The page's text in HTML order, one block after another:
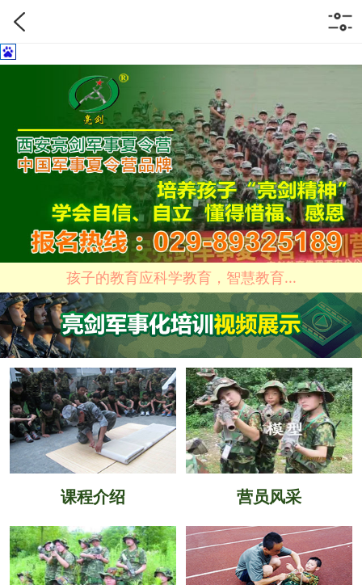
孩子的教育应科学教育，智慧教育...
课程介绍 营员风采